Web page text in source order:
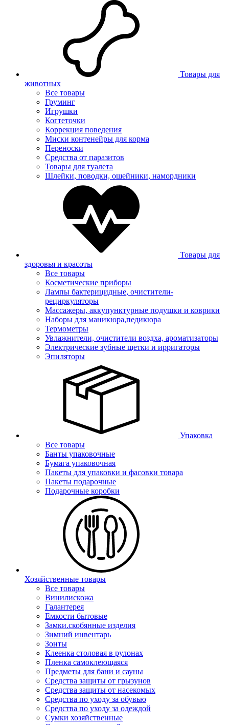
Товары для
животных
Все товары
Груминг
Игрушки
Когтеточки
Коррекция поведения
Миски контенейры для корма
Переноски
Средства от паразитов
Товары для туалета
Шлейки, поводки, ошейники, намордники
Товары для
здоровья и красоты
Все товары
Косметические приборы
Лампы бактерицидные, очистители-
рециркуляторы
Массажеры, аккупунктурные подушки и коврики
Наборы для маникюра,педикюра
Термометры
Увлажнители, очистители воздха, ароматизаторы
Электрические зубные щетки и ирригаторы
Эпиляторы
Упаковка
Все товары
Банты упаковочные
Бумага упаковочная
Пакеты для упаковки и фасовки товара
Пакеты подарочные
Подарочные коробки
Хозяйственные товары
Все товары
Винилискожа
Галантерея
Емкости бытовые
Замки.скобянные изделия
Зимний инвентарь
Зонты
Клеенка столовая в рулонах
Пленка самоклеющаяся
Предметы для бани и сауны
Средства защиты от грызунов
Средства защиты от насекомых
Средства по уходу за обувью
Средства по уходу за одеждой
Сумки хозяйственные